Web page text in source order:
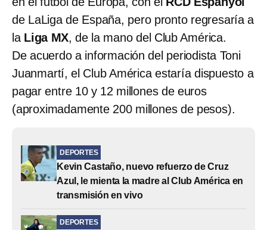
de LaLiga de España, pero pronto regresaría a
la Liga MX, de la mano del Club América.
De acuerdo a información del periodista Toni
Juanmartí, el Club América estaría dispuesto a
pagar entre 10 y 12 millones de euros
(aproximadamente 200 millones de pesos).
DEPORTES
Kevin Castaño, nuevo refuerzo de Cruz
Azul, le mienta la madre al Club América en
transmisión en vivo
DEPORTES